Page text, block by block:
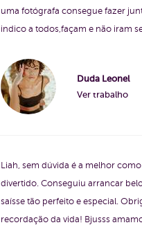
uma fotógrafa consegue fazer
indico a todos,façam e não iram
Duda Leonel
Ver trabalho
Liah, sem dúvida é a melhor
divertido. Conseguiu arrancar
saísse tão perfeito e especial.
recordação da vida! Bjusss